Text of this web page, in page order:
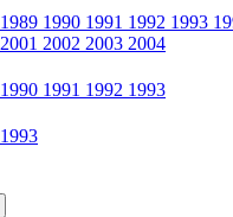
1989 1990 1991 1992 1993
2001 2002 2003 2004
1990 1991 1992 1993
1993